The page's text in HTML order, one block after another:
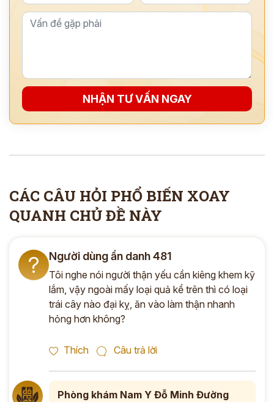
NHẬN TƯ VẤN NGAY
CÁC CÂU HỎI PHỔ BIẾN XOAY
QUANH CHỦ ĐỀ NÀY
? Người dùng ẩn danh 481
Tôi nghe nói người thận yếu cần kiêng khem kỹ
lắm, vậy ngoài mấy loại quả kể trên thì có loại
trái cây nào đại kỵ, ăn vào làm thận nhanh
hỏng hơn không?
Thích Câu trả lời
Phòng khám Nam Y Đỗ Minh Đường